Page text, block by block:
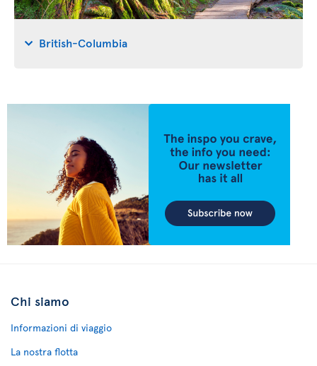
British-Columbia
Chi siamo
Informazioni di viaggio
La nostra flotta